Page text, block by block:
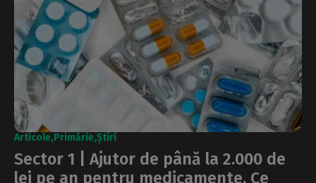
Articole Primărie Știri
Sector 1 | Ajutor de până la 2.000 de
lei pe an pentru medicamente. Ce